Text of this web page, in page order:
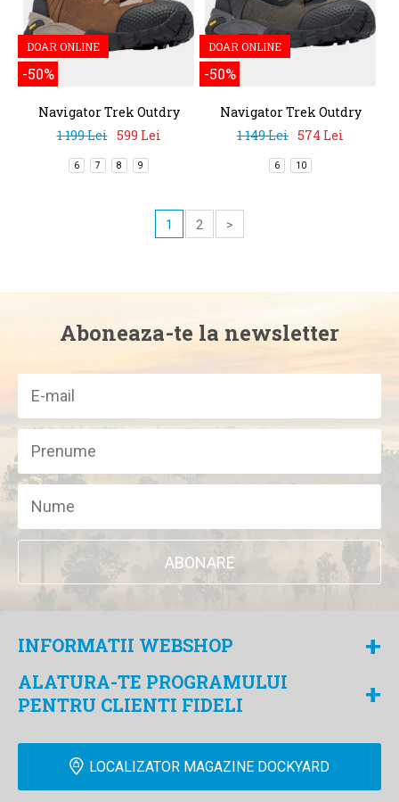
DOAR ONLINE
-50%
Navigator Trek Outdry
LTR
1 199 Lei 599 Lei
6 7 8 9
DOAR ONLINE
-50%
Navigator Trek Outdry
1 149 Lei 574 Lei
6 10
1 2 >
Aboneaza-te la newsletter
ABONARE
INFORMATII WEBSHOP +
ALATURA-TE PROGRAMULUI
PENTRU CLIENTI FIDELI
+
LOCALIZATOR MAGAZINE DOCKYARD